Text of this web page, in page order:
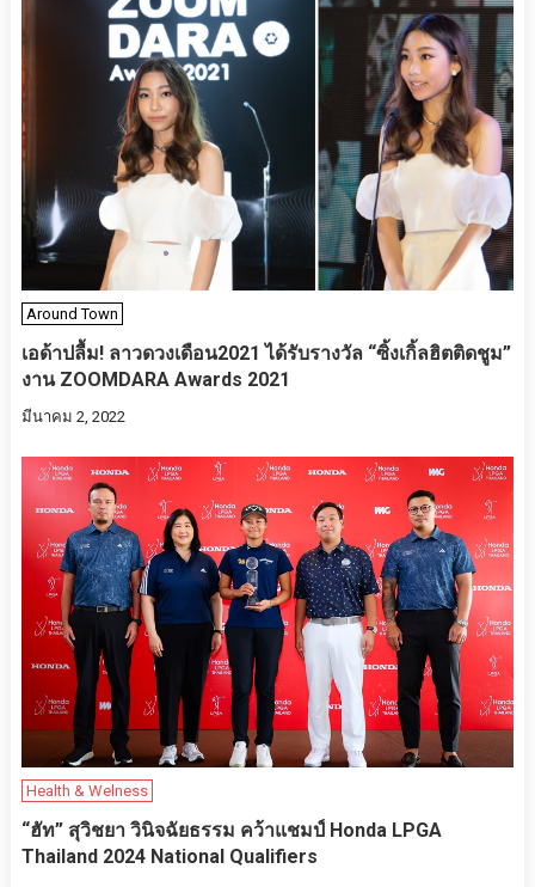
Around Town
เอด้าปลื้ม! ลาวดวงเดือน2021 ได้รับรางวัล “ซิ้งเกิ้ลฮิตติดชูม”
งาน ZOOMDARA Awards 2021
มีนาคม 2, 2022
Health & Welness
“ฮัท” สุวิชยา วินิจฉัยธรรม คว้าแชมป์ Honda LPGA
Thailand 2024 National Qualifiers